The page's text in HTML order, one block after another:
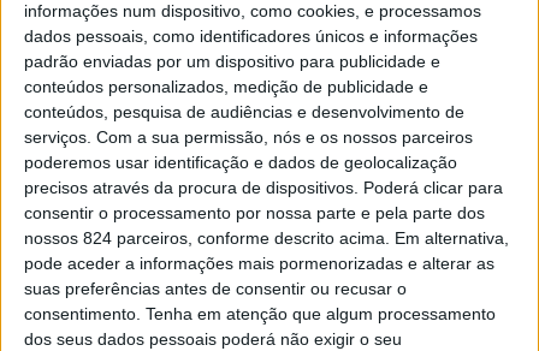
informações num dispositivo, como cookies, e processamos
dados pessoais, como identificadores únicos e informações
padrão enviadas por um dispositivo para publicidade e
conteúdos personalizados, medição de publicidade e
conteúdos, pesquisa de audiências e desenvolvimento de
serviços. Com a sua permissão, nós e os nossos parceiros
poderemos usar identificação e dados de geolocalização
precisos através da procura de dispositivos. Poderá clicar para
consentir o processamento por nossa parte e pela parte dos
nossos 824 parceiros, conforme descrito acima. Em alternativa,
pode aceder a informações mais pormenorizadas e alterar as
suas preferências antes de consentir ou recusar o
consentimento. Tenha em atenção que algum processamento
dos seus dados pessoais poderá não exigir o seu
Vila Velha de Ródão: Exercício Fénix testa
capacidade de resposta de...
Redacção - 22 de Novembro, 2021
Publicidade
Publicidade